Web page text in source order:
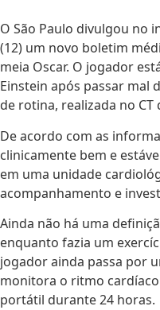
O São Paulo divulgou no
(12) um novo boletim
meia Oscar. O jogador
Einstein após passar mal
de rotina, realizada no CT
De acordo com as
clinicamente bem e
em uma unidade
acompanhamento e
Ainda não há uma
enquanto fazia um
jogador ainda passa por
monitora o ritmo
portátil durante 24 horas.